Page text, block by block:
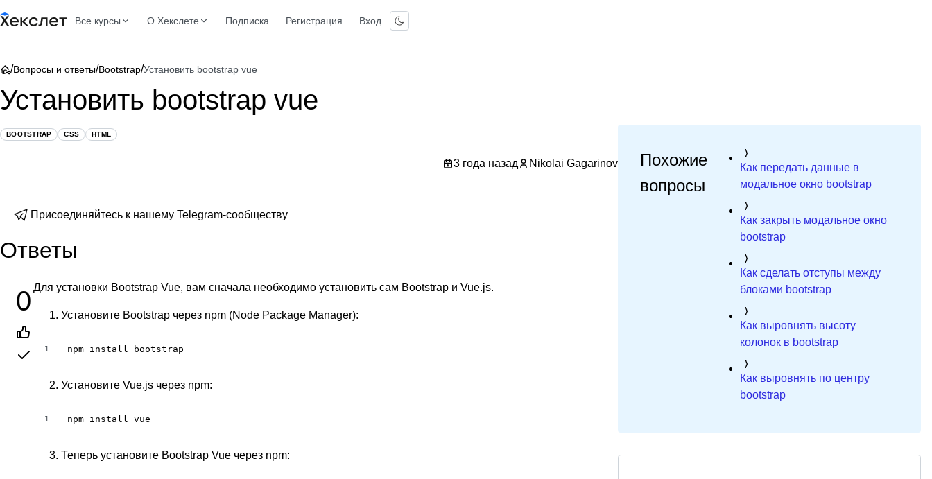
Все курсы О Хекслете Подписка Регистрация Вход
/Вопросы и ответы/Bootstrap/Установить bootstrap vue
Установить bootstrap vue
BOOTSTRAP CSS HTML
3 года назад Nikolai Gagarinov
Присоединяйтесь к нашему Telegram-сообществу
Ответы
0 Для установки Bootstrap Vue, вам сначала необходимо установить сам Bootstrap и Vue.js.
Установите Bootstrap через npm (Node Package Manager):
1 npm install bootstrap
Установите Vue.js через npm:
1 npm install vue
Теперь установите Bootstrap Vue через npm:
Похожие
вопросы
Как передать данные в
модальное окно bootstrap
Как закрыть модальное окно
bootstrap
Как сделать отступы между
блоками bootstrap
Как выровнять высоту
колонок в bootstrap
Как выровнять по центру
bootstrap